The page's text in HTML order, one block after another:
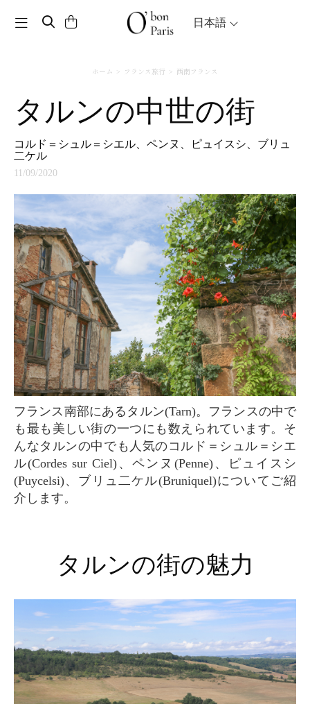
Toggle navigation 日本語
ホーム フランス旅行 西南フランス
タルンの中世の街
コルド＝シュル＝シエル、ペンヌ、ピュイスシ、ブリュ
二ケル
11/09/2020
フランス南部にあるタルン(Tarn)。フランスの中で
も最も美しい街の一つにも数えられています。そ
んなタルンの中でも人気のコルド＝シュル＝シエ
ル(Cordes sur Ciel)、ペンヌ(Penne)、ピュイスシ
(Puycelsi)、ブリュ二ケル(Bruniquel)についてご紹
介します。
タルンの街の魅力